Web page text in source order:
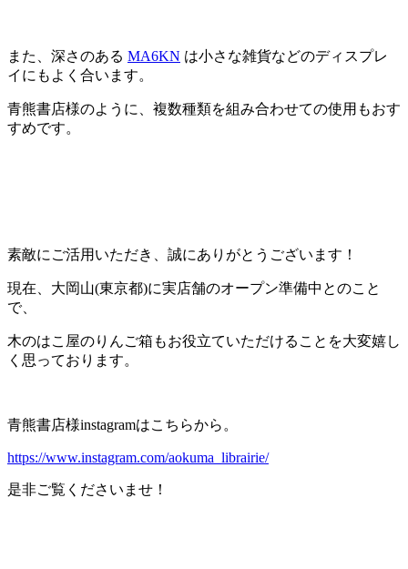
また、深さのある MA6KN は小さな雑貨などのディスプレ
イにもよく合います。
青熊書店様のように、複数種類を組み合わせての使用もおす
すめです。
素敵にご活用いただき、誠にありがとうございます！
現在、大岡山(東京都)に実店舗のオープン準備中とのこと
で、
木のはこ屋のりんご箱もお役立ていただけることを大変嬉し
く思っております。
青熊書店様instagramはこちらから。
https://www.instagram.com/aokuma_librairie/
是非ご覧くださいませ！